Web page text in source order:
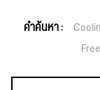
คำค้นหา :